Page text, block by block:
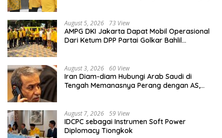
August 5, 2026 73 View
AMPG DKI Jakarta Dapat Mobil Operasional
Dari Ketum DPP Partai Golkar Bahlil
August 3, 2026 60 View
Iran Diam-diam Hubungi Arab Saudi di
Tengah Memanasnya Perang dengan AS,
August 7, 2026 59 View
IDCPC sebagai Instrumen Soft Power
Diplomacy Tiongkok